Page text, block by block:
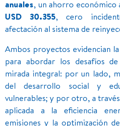
anuales, un ahorro económico
USD 30.355, cero
afectación al sistema de
Ambos proyectos evidencian la
para abordar los desafíos
mirada integral: por un lado,
del desarrollo social y
vulnerables; y por otro, a
aplicada a la eficiencia
emisiones y la optimización